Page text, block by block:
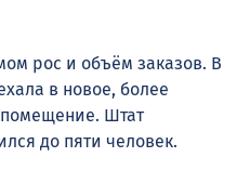
рос и объём заказов. В
в новое, более
Штат
до пяти человек.